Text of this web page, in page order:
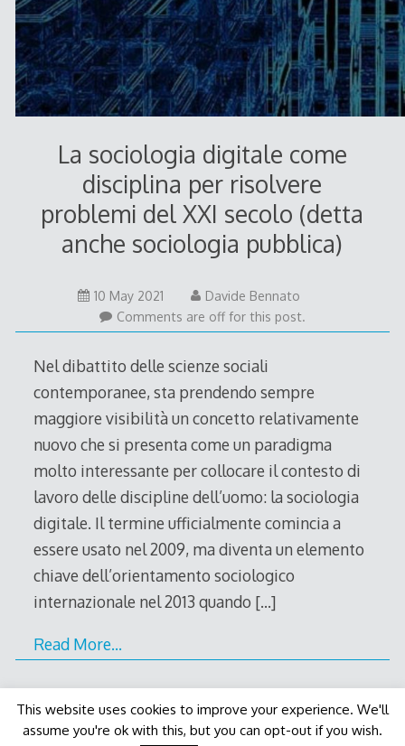
La sociologia digitale come
disciplina per risolvere
problemi del XXI secolo (detta
anche sociologia pubblica)
10 May 2021
Davide Bennato
Comments are off for this post.
Nel dibattito delle scienze sociali
contemporanee, sta prendendo sempre
maggiore visibilità un concetto relativamente
nuovo che si presenta come un paradigma
molto interessante per collocare il contesto di
lavoro delle discipline dell’uomo: la sociologia
digitale. Il termine ufficialmente comincia a
essere usato nel 2009, ma diventa un elemento
chiave dell’orientamento sociologico
internazionale nel 2013 quando […]
Read More…
Decode Themeby Macho Themes
This website uses cookies to improve your experience. We'll
assume you're ok with this, but you can opt-out if you wish.